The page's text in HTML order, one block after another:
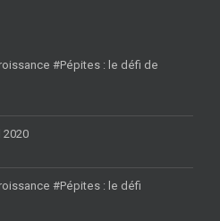
#Pépites : le défi de
2020
#Pépites : le défi